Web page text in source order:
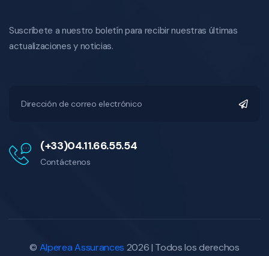
Suscríbete a nuestro boletín para recibir nuestras últimas
actualizaciones y noticias.
(+33)04.11.66.55.54
Contáctenos
© Alperea Assurances 2026 | Todos los derechos